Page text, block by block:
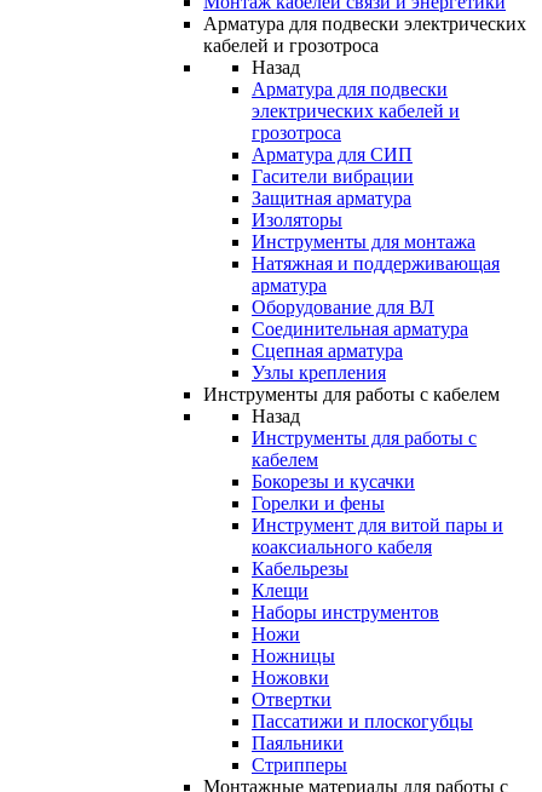
Арматура для подвески электрических
кабелей и грозотроса
Назад
Арматура для подвески
электрических кабелей и
грозотроса
Арматура для СИП
Гасители вибрации
Защитная арматура
Изоляторы
Инструменты для монтажа
Натяжная и поддерживающая
арматура
Оборудование для ВЛ
Соединительная арматура
Сцепная арматура
Узлы крепления
Инструменты для работы с кабелем
Назад
Инструменты для работы с
кабелем
Бокорезы и кусачки
Горелки и фены
Инструмент для витой пары и
коаксиального кабеля
Кабельрезы
Клещи
Наборы инструментов
Ножи
Ножницы
Ножовки
Отвертки
Пассатижи и плоскогубцы
Паяльники
Стрипперы
Монтажные материалы для работы с